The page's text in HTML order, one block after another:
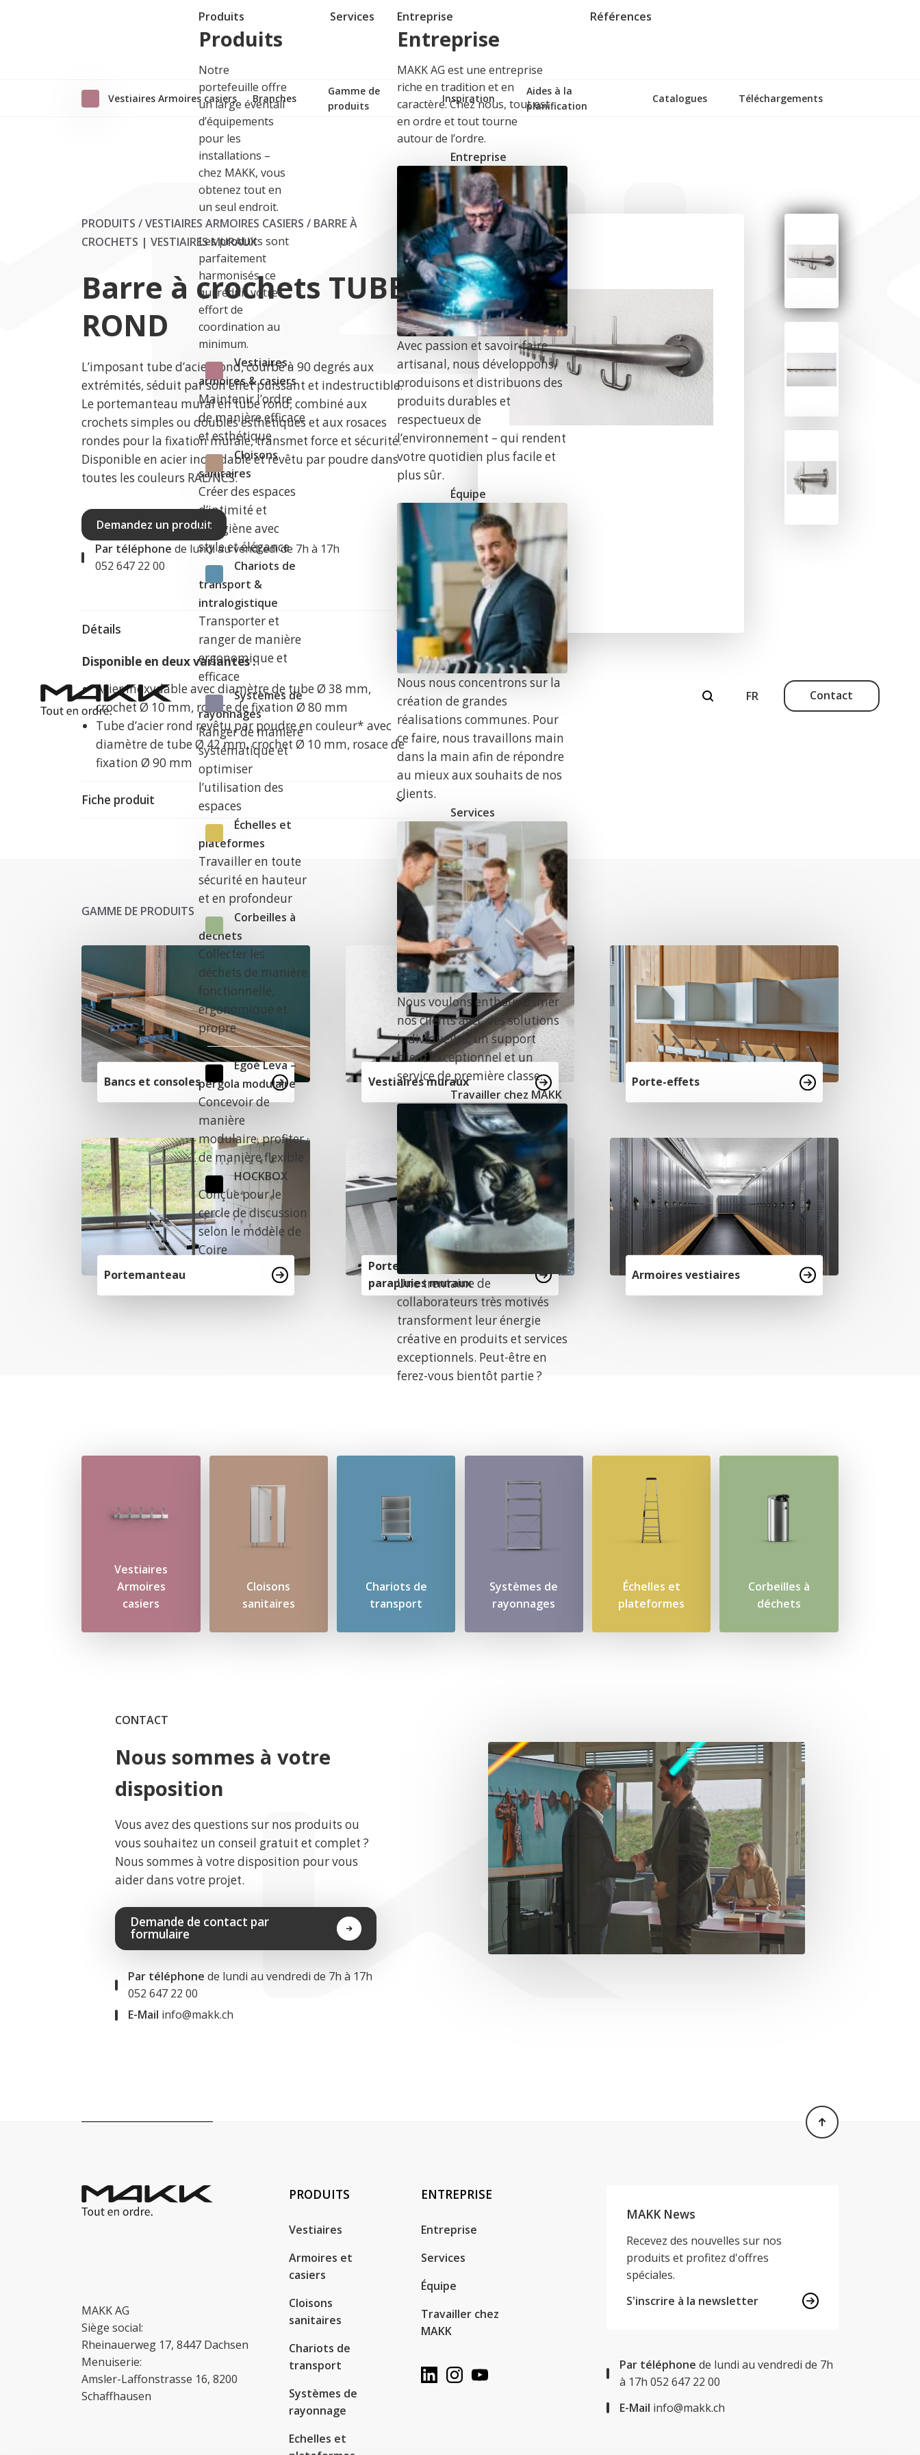
Produits
Produits
Notre
portefeuille offre
un large éventail
d’équipements
pour les
installations –
chez MAKK, vous
obtenez tout en
un seul endroit.
Les produits sont
parfaitement
harmonisés, ce
qui réduit votre
effort de
coordination au
minimum.
Vestiaires,
armoires & casiers
Maintenir l’ordre
de manière efficace
et esthétique
Cloisons
sanitaires
Créer des espaces
d’intimité et
d’hygiène avec
style et élégance
Chariots de
transport &
intralogistique
Transporter et
ranger de manière
ergonomique et
efficace
Systèmes de
rayonnages
Ranger de manière
systématique et
optimiser
l’utilisation des
espaces
Échelles et
plateformes
Travailler en toute
sécurité en hauteur
et en profondeur
Corbeilles à
déchets
Collecter les
déchets de manière
fonctionnelle,
ergonomique et
propre
Egoé Leva –
pergola modulaire
Concevoir de
manière
modulaire, profiter
de manière flexible
HOCKBOX
Conçue pour le
cercle de discussion
selon le modèle de
Coire
Services Entreprise
Entreprise
MAKK AG est une entreprise
riche en tradition et en
caractère. Chez nous, tout est
en ordre et tout tourne
autour de l’ordre.
Entreprise
Avec passion et savoir-faire
artisanal, nous développons,
produisons et distribuons des
produits durables et
respectueux de
l’environnement – qui rendent
votre quotidien plus facile et
plus sûr.
Équipe
Nous nous concentrons sur la
création de grandes
réalisations communes. Pour
ce faire, nous travaillons main
dans la main afin de répondre
au mieux aux souhaits de nos
clients.
Services
Nous voulons enthousiasmer
nos clients avec des solutions
individuelles, un support
client exceptionnel et un
service de première classe.
Travailler chez MAKK
Une trentaine de
collaborateurs très motivés
transforment leur énergie
créative en produits et services
exceptionnels. Peut-être en
ferez-vous bientôt partie ?
Références
Contact
Vestiaires Armoires casiers Branches
Gamme de
produits
Inspiration
Aides à la
planification
Catalogues Téléchargements
PRODUITS / VESTIAIRES ARMOIRES CASIERS / BARRE À
CROCHETS | VESTIAIRES MURAUX
Barre à crochets TUBE
ROND
L’imposant tube d’acier rond, courbé à 90 degrés aux
extrémités, séduit par son effet puissant et indestructible.
Le portemanteau mural en tube rond, combiné aux
crochets simples ou doubles esthétiques et aux rosaces
rondes pour la fixation murale, transmet force et sécurité.
Disponible en acier inoxydable et revêtu par poudre dans
toutes les couleurs RAL/NCS.
Demandez un produit
Par téléphone de lundi au vendredi de 7h à 17h
052 647 22 00
Détails
Disponible en deux variantes :
Acier inoxydable avec diamètre de tube Ø 38 mm,
crochet Ø 10 mm, rosace de fixation Ø 80 mm
Tube d’acier rond revêtu par poudre en couleur* avec
diamètre de tube Ø 42 mm, crochet Ø 10 mm, rosace de
fixation Ø 90 mm
Fiche produit
GAMME DE PRODUITS
Bancs et consoles Vestiaires muraux Porte-effets
Portemanteau
Porte-parapluies et porte-
parapluies muraux
Armoires vestiaires
Vestiaires
Armoires
casiers
Cloisons
sanitaires
Chariots de
transport
Systèmes de
rayonnages
Échelles et
plateformes
Corbeilles à
déchets
CONTACT
Nous sommes à votre
disposition
Vous avez des questions sur nos produits ou
vous souhaitez un conseil gratuit et complet ?
Nous sommes à votre disposition pour vous
aider dans votre projet.
Demande de contact par
formulaire
Par téléphone de lundi au vendredi de 7h à 17h
052 647 22 00
E-Mail info@makk.ch
MAKK AG
Siège social:
Rheinauerweg 17, 8447 Dachsen
Menuiserie:
Amsler-Laffonstrasse 16, 8200
Schaffhausen
PRODUITS
Vestiaires
Armoires et
casiers
Cloisons
sanitaires
Chariots de
transport
Systèmes de
rayonnage
Echelles et
ENTREPRISE
Entreprise
Services
Équipe
Travailler chez
MAKK
MAKK News
Recevez des nouvelles sur nos
produits et profitez d'offres
spéciales.
S'inscrire à la newsletter
Par téléphone de lundi au vendredi de 7h
à 17h 052 647 22 00
E-Mail info@makk.ch